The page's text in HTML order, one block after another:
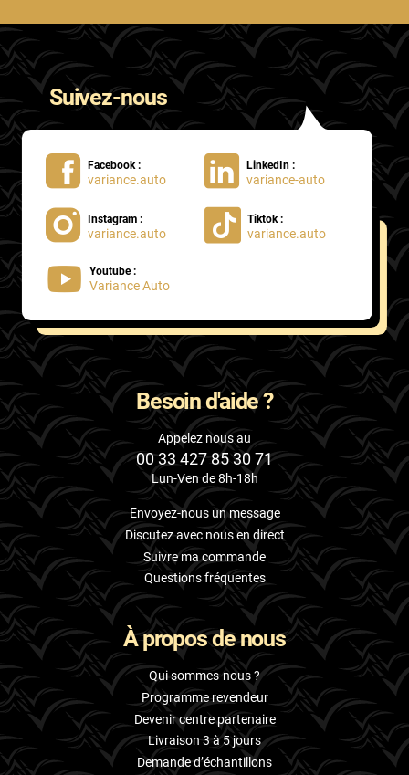
Suivez-nous
Facebook :
variance.auto
LinkedIn :
variance-auto
Instagram :
variance.auto
Tiktok :
variance.auto
Youtube :
Variance Auto
Besoin d'aide ?
Appelez nous au
00 33 427 85 30 71
Lun-Ven de 8h-18h
Envoyez-nous un message
Discutez avec nous en direct
Suivre ma commande
Questions fréquentes
À propos de nous
Qui sommes-nous ?
Programme revendeur
Devenir centre partenaire
Livraison 3 à 5 jours
Demande d’échantillons